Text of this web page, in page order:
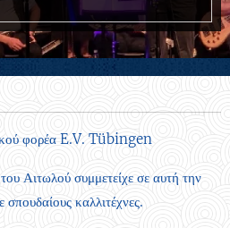
φορέα E.V. Tübingen
Αιτωλού συμμετείχε σε αυτή την
καλλιτέχνες.